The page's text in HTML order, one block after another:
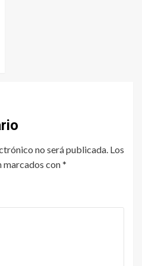
no será publicada. Los
con*